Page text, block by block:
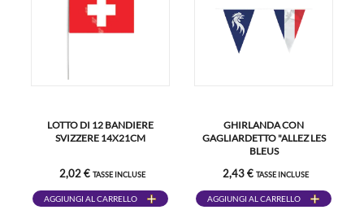
LOTTO DI 12 BANDIERE
SVIZZERE 14X21CM
2,02 € TASSE INCLUSE
AGGIUNGI AL CARRELLO
GHIRLANDA CON
GAGLIARDETTO "ALLEZ LES
BLEUS
2,43 € TASSE INCLUSE
AGGIUNGI AL CARRELLO